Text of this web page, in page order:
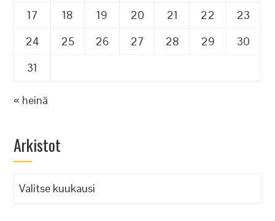
17
18 19 20 21 22
23
24
25 26 27 28 29
30
31
« heinä
Arkistot
Arkistot